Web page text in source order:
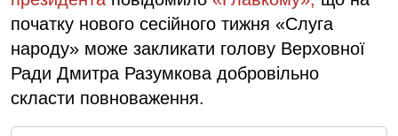
початку нового сесійного тижня «Слуга
народу» може закликати голову Верховної
Ради Дмитра Разумкова добровільно
скласти повноваження.